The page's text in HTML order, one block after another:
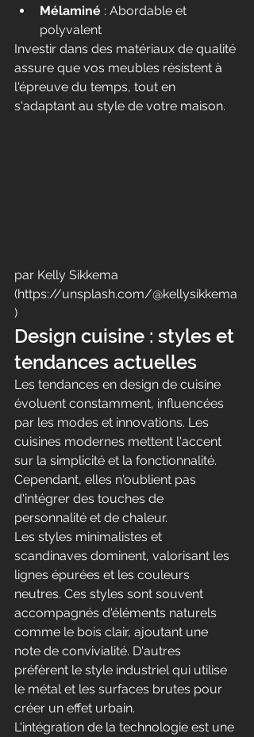
Mélaminé : Abordable et
polyvalent
Investir dans des matériaux de qualité
assure que vos meubles résistent à
l'épreuve du temps, tout en
s'adaptant au style de votre maison.
par Kelly Sikkema
(https://unsplash.com/@kellysikkema
)
Design cuisine : styles et
tendances actuelles
Les tendances en design de cuisine
évoluent constamment, influencées
par les modes et innovations. Les
cuisines modernes mettent l'accent
sur la simplicité et la fonctionnalité.
Cependant, elles n'oublient pas
d'intégrer des touches de
personnalité et de chaleur.
Les styles minimalistes et
scandinaves dominent, valorisant les
lignes épurées et les couleurs
neutres. Ces styles sont souvent
accompagnés d'éléments naturels
comme le bois clair, ajoutant une
note de convivialité. D'autres
préfèrent le style industriel qui utilise
le métal et les surfaces brutes pour
créer un effet urbain.
L'intégration de la technologie est une